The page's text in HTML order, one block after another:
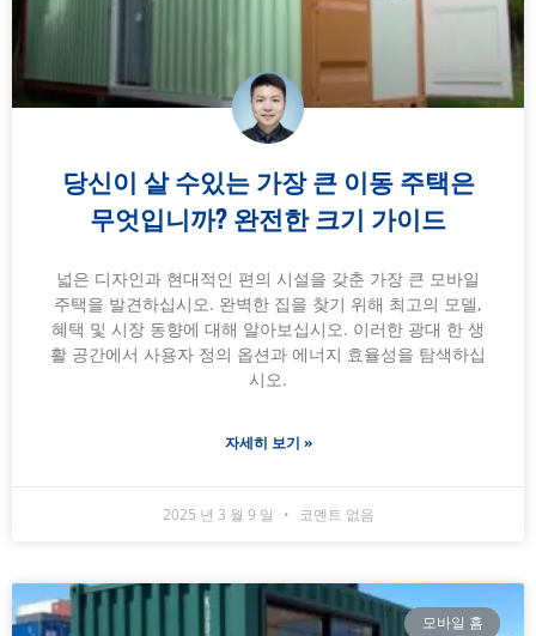
당신이 살 수있는 가장 큰 이동 주택은
무엇입니까? 완전한 크기 가이드
넓은 디자인과 현대적인 편의 시설을 갖춘 가장 큰 모바일
주택을 발견하십시오. 완벽한 집을 찾기 위해 최고의 모델,
혜택 및 시장 동향에 대해 알아보십시오. 이러한 광대 한 생
활 공간에서 사용자 정의 옵션과 에너지 효율성을 탐색하십
시오.
자세히 보기 »
2025 년 3 월 9 일 코멘트 없음
모바일 홈